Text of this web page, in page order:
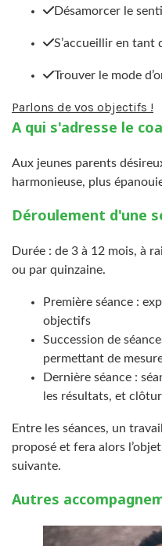
Désamorcer le
S’accueillir en tant
Trouver le mode
Parlons de vos objectifs !
A qui s'adresse le
Aux jeunes parents
harmonieuse, plus
Déroulement d'une
Durée : de 3 à 12 mois, à
ou par quinzaine.
Première séance :
objectifs
Succession de
permettant de
Dernière séance :
les résultats, et
Entre les séances, un
proposé et fera alors
suivante.
Autres